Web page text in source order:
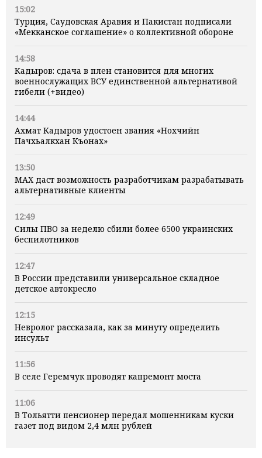
15:02
Турция, Саудовская Аравия и Пакистан подписали
«Мекканское соглашение» о коллективной обороне
14:58
Кадыров: сдача в плен становится для многих
военнослужащих ВСУ единственной альтернативой
гибели (+видео)
14:44
Ахмат Кадыров удостоен звания «Нохчийн
Пачхьалкхан Къонах»
13:50
MAX даст возможность разработчикам разрабатывать
альтернативные клиенты
12:49
Силы ПВО за неделю сбили более 6500 украинских
беспилотников
12:47
В России представили универсальное складное
детское автокресло
12:15
Невролог рассказала, как за минуту определить
инсульт
11:56
В селе Геремчук проводят капремонт моста
11:06
В Тольятти пенсионер передал мошенникам куски
газет под видом 2,4 млн рублей